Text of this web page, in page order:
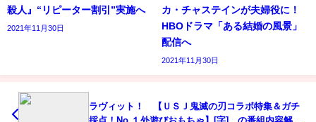
殺人』“リピーター割引”実施へ
2021年11月30日
カ・チャステインが夫婦役に！
HBOドラマ「ある結婚の風景」
配信へ
2021年11月30日
ラヴィット！ 【ＵＳＪ鬼滅の刃コラボ特集＆ガチ